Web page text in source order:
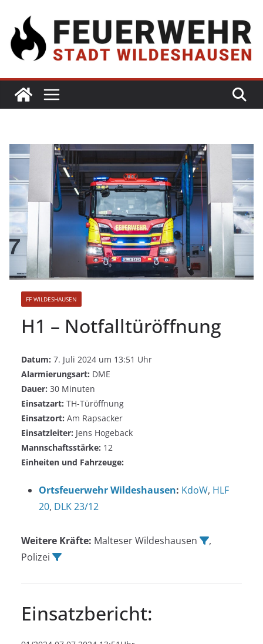
FF WILDESHAUSEN
H1 – Notfalltüröffnung
Datum: 7. Juli 2024 um 13:51 Uhr
Alarmierungsart: DME
Dauer: 30 Minuten
Einsatzart: TH-Türöffnung
Einsatzort: Am Rapsacker
Einsatzleiter: Jens Hogeback
Mannschaftsstärke: 12
Einheiten und Fahrzeuge:
Ortsfeuerwehr Wildeshausen: KdoW, HLF
20, DLK 23/12
Weitere Kräfte: Malteser Wildeshausen
,
Polizei
Einsatzbericht: